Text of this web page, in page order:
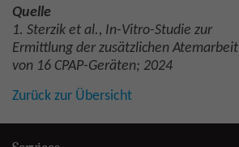
Quelle
1. Sterzik et al., In-Vitro-Studie zur
Ermittlung der zusätzlichen Atemarbeit
von 16 CPAP-Geräten; 2024
Zurück zur Übersicht